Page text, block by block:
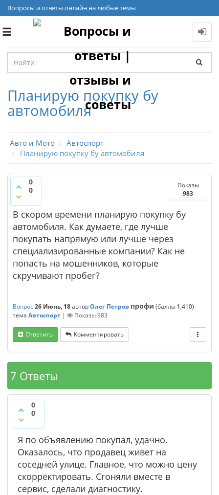
Вопросы и ответы онлайн на любые темы
Toggle
Планирую покупку бу
автомобиля
Авто и Мото
Автоспорт
Планирую покупку бу автомобиля
0
0
Показы
983
В скором времени планирую покупку бу
автомобиля. Как думаете, где лучше
покупать напрямую или лучше через
специализированные компании? Как не
попасть на мошенников, которые
скручивают пробег?
Вопрос26 Июнь, 18авторОлег Петров профи (баллы 1,410)
тема Автоспорт | Показы983
Ответить Комментировать
7 Ответы
0
0
Я по объявлению покупал, удачно.
Оказалось, что продавец живет на
соседней улице. Главное, что можно цену
скорректировать. Сгоняли вместе в
сервис, сделали диагностику.